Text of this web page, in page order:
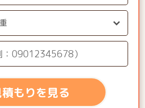
もりを見る